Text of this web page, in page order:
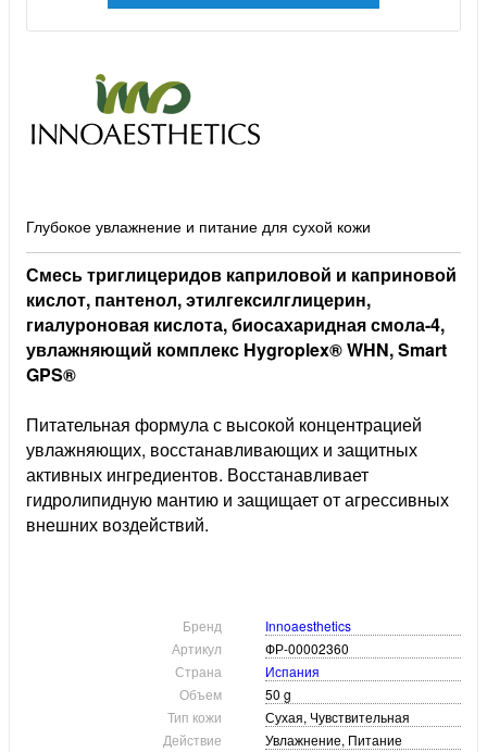
Глубокое увлажнение и питание для сухой кожи
Смесь триглицеридов каприловой и каприновой
кислот, пантенол, этилгексилглицерин,
гиалуроновая кислота, биосахаридная смола-4,
увлажняющий комплекс Hygroplex® WHN, Smart
GPS®
Питательная формула с высокой концентрацией
увлажняющих, восстанавливающих и защитных
активных ингредиентов. Восстанавливает
гидролипидную мантию и защищает от агрессивных
внешних воздействий.
Бренд
Innoaesthetics
Артикул
ФР-00002360
Страна
Испания
Объем
50 g
Тип кожи
Сухая, Чувствительная
Действие
Увлажнение, Питание